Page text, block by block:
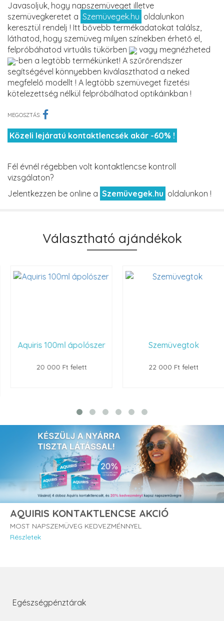
Javasoljuk, hogy napszemüveget illetve
szemüvegkeretet a Szemüvegek.hu oldalunkon
keresztül rendelj ! Itt bővebb termékadatokat találsz,
láthatod, hogy szemüveg milyen színekben érhető el,
felpróbáhatod virtuális tükörben
vagy megnézheted
-ben a legtöbb termékünket! A szűrőrendszer
segítségével könnyebben kiválaszthatod a neked
megfelelő modellt ! A legtöbb szemüveget fizetési
kötelezettség nélkül felpróbálhatod optikáinkban !
MEGOSZTÁS:
Közeli lejáratú kontaktlencsék akár -60% !
Fél évnél régebben volt kontaktlencse kontroll
vizsgálaton?
Jelentkezzen be online a Szemüvegek.hu oldalunkon !
Választható ajándékok
Aquiris 100ml ápolószer
20 000 Ft felett
Szemüvegtok
22 000 Ft felett
AQUIRIS KONTAKTLENCSE AKCIÓ
MOST NAPSZEMÜVEG KEDVEZMÉNNYEL
Részletek
Egészségpénztárak